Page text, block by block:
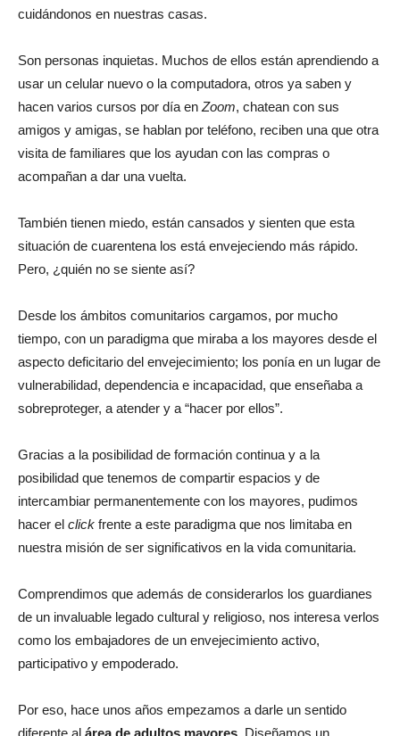
cuidándonos en nuestras casas.
Son personas inquietas. Muchos de ellos están aprendiendo a
usar un celular nuevo o la computadora, otros ya saben y
hacen varios cursos por día en Zoom, chatean con sus
amigos y amigas, se hablan por teléfono, reciben una que otra
visita de familiares que los ayudan con las compras o
acompañan a dar una vuelta.
También tienen miedo, están cansados y sienten que esta
situación de cuarentena los está envejeciendo más rápido.
Pero, ¿quién no se siente así?
Desde los ámbitos comunitarios cargamos, por mucho
tiempo, con un paradigma que miraba a los mayores desde el
aspecto deficitario del envejecimiento; los ponía en un lugar de
vulnerabilidad, dependencia e incapacidad, que enseñaba a
sobreproteger, a atender y a “hacer por ellos”.
Gracias a la posibilidad de formación continua y a la
posibilidad que tenemos de compartir espacios y de
intercambiar permanentemente con los mayores, pudimos
hacer el click frente a este paradigma que nos limitaba en
nuestra misión de ser significativos en la vida comunitaria.
Comprendimos que además de considerarlos los guardianes
de un invaluable legado cultural y religioso, nos interesa verlos
como los embajadores de un envejecimiento activo,
participativo y empoderado.
Por eso, hace unos años empezamos a darle un sentido
diferente al área de adultos mayores . Diseñamos un